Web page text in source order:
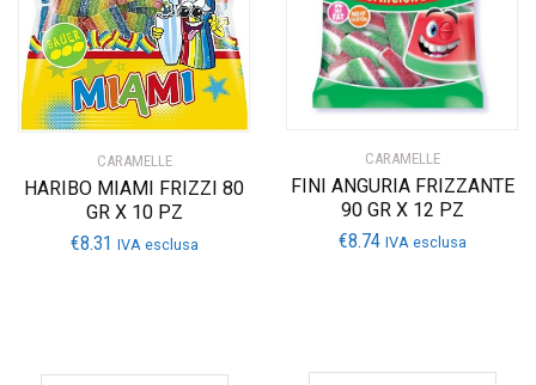
CARAMELLE
HARIBO MIAMI FRIZZI 80
GR X 10 PZ
€8.31 IVA esclusa
CARAMELLE
FINI ANGURIA FRIZZANTE
90 GR X 12 PZ
€8.74 IVA esclusa